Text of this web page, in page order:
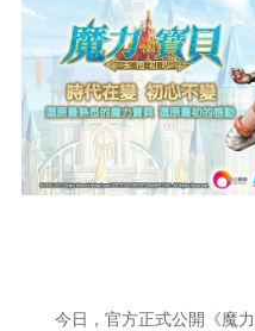
今日，官方正式公開《魔力